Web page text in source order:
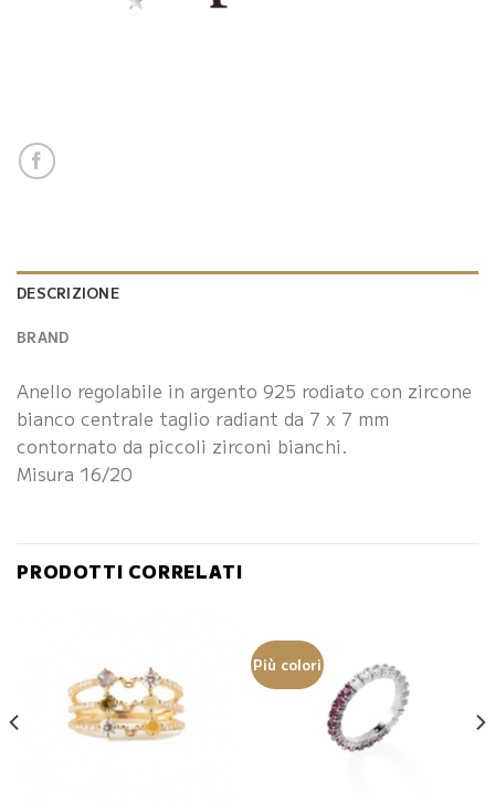
DESCRIZIONE
BRAND
Anello regolabile in argento 925 rodiato con zircone
bianco centrale taglio radiant da 7 x 7 mm
contornato da piccoli zirconi bianchi.
Misura 16/20
PRODOTTI CORRELATI
Più colori